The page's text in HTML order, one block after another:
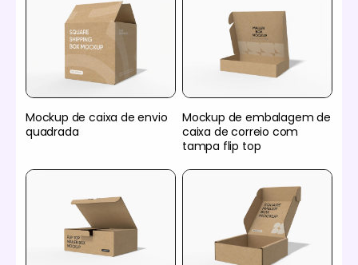
Mockup de caixa de envio
quadrada
Mockup de embalagem de
caixa de correio com
tampa flip top